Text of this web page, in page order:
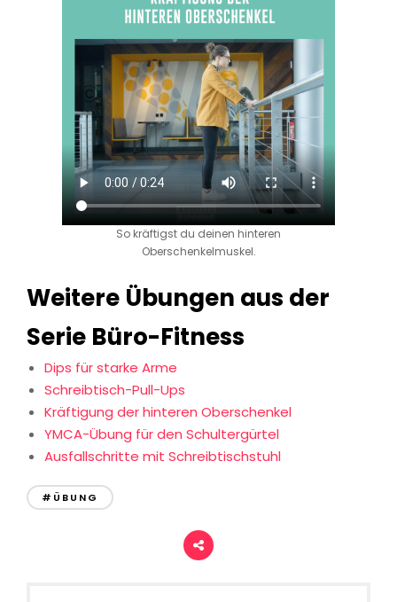
So kräftigst du deinen hinteren
Oberschenkelmuskel.
Weitere Übungen aus der
Serie Büro-Fitness
Dips für starke Arme
Schreibtisch-Pull-Ups
Kräftigung der hinteren Oberschenkel
YMCA-Übung für den Schultergürtel
Ausfallschritte mit Schreibtischstuhl
#ÜBUNG